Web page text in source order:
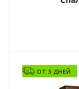
ОТ 3 ДНЕЙ